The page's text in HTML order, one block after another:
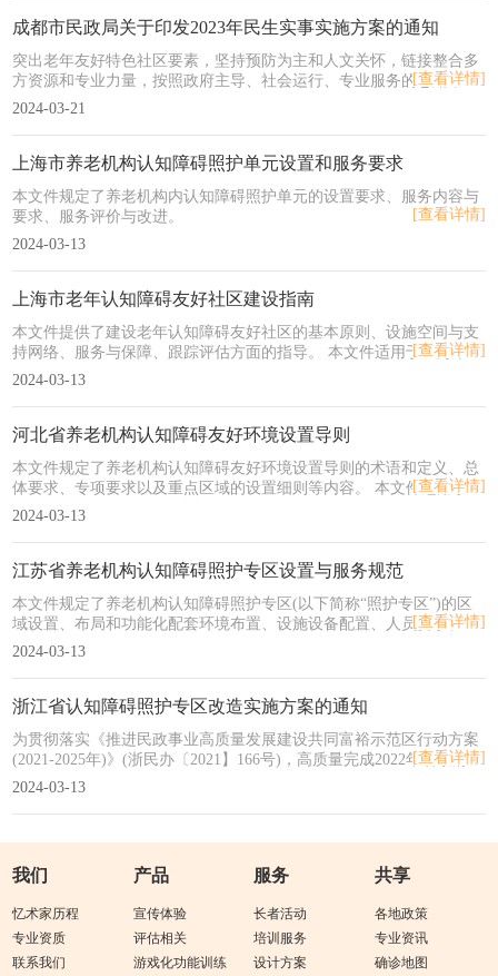
成都市民政局关于印发2023年民生实事实施方案的通知
突出老年友好特色社区要素，坚持预防为主和人文关怀，链接整合多
方资源和专业力量，按照政府主导、社会运行、专业服务的思路，采
取试点推动、示范引领、项目化实施的方式，营建老年认知障碍友好
工作。
[查看详情]
2024-03-21
上海市养老机构认知障碍照护单元设置和服务要求
本文件规定了养老机构内认知障碍照护单元的设置要求、服务内容与
要求、服务评价与改进。
[查看详情]
2024-03-13
上海市老年认知障碍友好社区建设指南
本文件提供了建设老年认知障碍友好社区的基本原则、设施空间与支
持网络、服务与保障、跟踪评估方面的指导。 本文件适用于上海市各
街道(乡、镇)开展老年认知障碍友好社区建设。
[查看详情]
2024-03-13
河北省养老机构认知障碍友好环境设置导则
本文件规定了养老机构认知障碍友好环境设置导则的术语和定义、总
体要求、专项要求以及重点区域的设置细则等内容。 本文件适用于养
老机构进行认知障碍友好环境设置时使用。
[查看详情]
2024-03-13
江苏省养老机构认知障碍照护专区设置与服务规范
本文件规定了养老机构认知障碍照护专区(以下简称“照护专区”)的区
域设置、布局和功能化配套环境布置、设施设备配置、人员要求、服
务要求、服务评价与改进。 本文件适用于养老机构认知障碍照护专区
[查看详情]
2024-03-13
浙江省认知障碍照护专区改造实施方案的通知
为贯彻落实《推进民政事业高质量发展建设共同富裕示范区行动方案
(2021-2025年)》(浙民办〔2021】166号)，高质量完成2022年省政府确
定的新增认知障碍照护专区床位建设民生实事，特制定《浙江省认知
[查看详情]
2024-03-13
我们
忆术家历程
专业资质
联系我们
产品
宣传体验
评估相关
游戏化功能训练
服务
长者活动
培训服务
设计方案
共享
各地政策
专业资讯
确诊地图